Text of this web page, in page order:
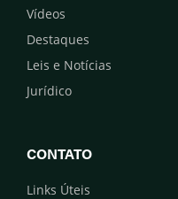
Vídeos
Destaques
Leis e Notícias
Jurídico
CONTATO
Links Úteis